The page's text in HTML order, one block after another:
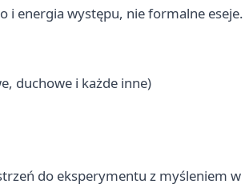
i energia występu, nie formalne eseje.
duchowe i każde inne)
do eksperymentu z myśleniem w